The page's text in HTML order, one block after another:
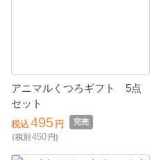
アニマルくつろギフト 5点
セット
税込495 円
完売
（税別 450 円)